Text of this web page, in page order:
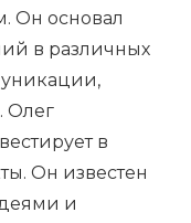
Он основал
в различных
Олег
в
Он известен
и